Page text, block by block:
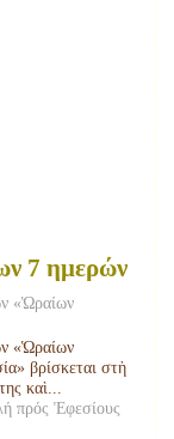
7 ημερών
«Ὡραίων
«Ὡραίων
βρίσκεται στὴ
καὶ...
πρός Ἐφεσίους